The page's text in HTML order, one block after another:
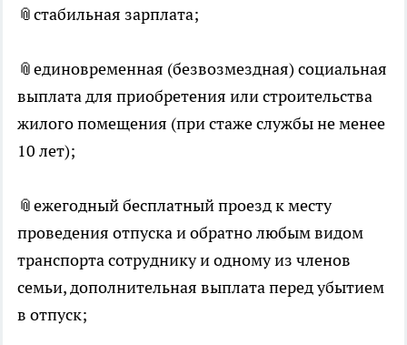
📎стабильная зарплата;
📎единовременная (безвозмездная) социальная
выплата для приобретения или строительства
жилого помещения (при стаже службы не менее
10 лет);
📎ежегодный бесплатный проезд к месту
проведения отпуска и обратно любым видом
транспорта сотруднику и одному из членов
семьи, дополнительная выплата перед убытием
в отпуск;